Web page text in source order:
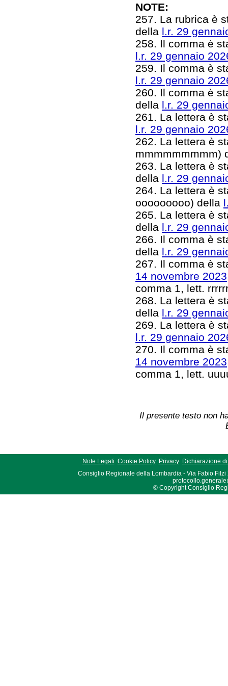
NOTE:
257. La rubrica è
della l.r. 29
258. Il comma è
l.r. 29 gennaio
259. Il comma è
l.r. 29 gennaio
260. Il comma è
della l.r. 29
261. La lettera è
l.r. 29 gennaio
262. La lettera è
mmmmmmmmm)
263. La lettera è
della l.r. 29
264. La lettera è
ooooooooo) della
265. La lettera è
della l.r. 29
266. Il comma è
della l.r. 29
267. Il comma è
14 novembre
comma 1, lett.
268. La lettera è
della l.r. 29
269. La lettera è
l.r. 29 gennaio
270. Il comma è
14 novembre
comma 1, lett.
Il presente testo non
Note Legali Cookie Policy Privacy
Dichiarazione
Consiglio Regionale della Lombardia - Via Fabio Filzi
© Copyright Consiglio